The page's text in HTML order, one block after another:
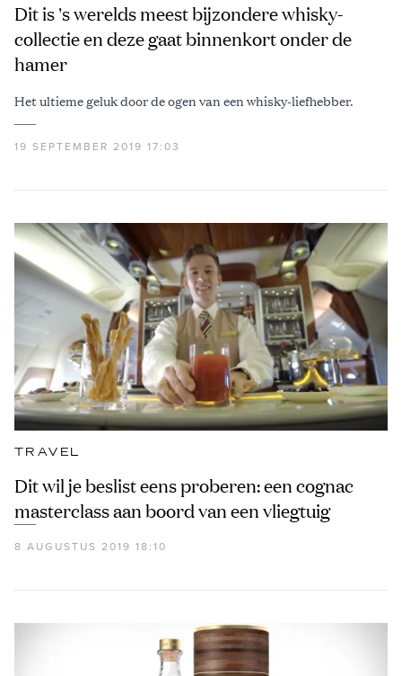
Dit is 's werelds meest bijzondere whisky-
collectie en deze gaat binnenkort onder de
hamer
Het ultieme geluk door de ogen van een whisky-liefhebber.
19 SEPTEMBER 2019 17:03
TRAVEL
Dit wil je beslist eens proberen: een cognac
masterclass aan boord van een vliegtuig
8 AUGUSTUS 2019 18:10